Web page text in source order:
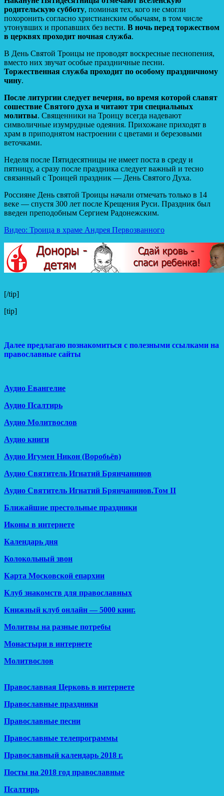
родительскую субботу, поминая тех, кого не смогли
похоронить согласно христианским обычаям, в том числе
утонувших и пропавших без вести. В ночь перед торжеством
в церквях проходит ночная служба.
В День Святой Троицы не проводят воскресные песнопения,
вместо них звучат особые праздничные песни.
Торжественная служба проходит по особому праздничному
чину.
После литургии следует вечерня, во время которой славят
сошествие Святого духа и читают три специальных
молитвы. Священники на Троицу всегда надевают
символичные изумрудные одеяния. Прихожане приходят в
храм в приподнятом настроении с цветами и березовыми
веточками.
Неделя после Пятидесятницы не имеет поста в среду и
пятницу, а сразу после праздника следует важный и тесно
связанный с Троицей праздник — День Святого Духа.
Россияне День святой Троицы начали отмечать только в 14
веке — спустя 300 лет после Крещения Руси. Праздник был
введен преподобным Сергием Радонежским.
Видео: Троица в храме Андрея Первозванного
[/tip]
[tip]
Далее предлагаю познакомиться с полезными ссылками на
православные сайты
Аудио Евангелие
Аудио Псалтирь
Аудио Молитвослов
Аудио книги
Аудио Игумен Никон (Воробьёв)
Аудио Святитель Игнатий Брянчанинов
Аудио Святитель Игнатий Брянчанинов.Том II
Ближайшие престольные праздники
Иконы в интернете
Календарь дня
Колокольный звон
Карта Московской епархии
Клуб знакомств для православных
Книжный клуб онлайн — 5000 книг.
Молитвы на разные потребы
Монастыри в интернете
Молитвослов
Православная Церковь в интернете
Православные праздники
Православные песни
Православные телепрограммы
Православный календарь 2018 г.
Посты на 2018 год православные
Псалтирь